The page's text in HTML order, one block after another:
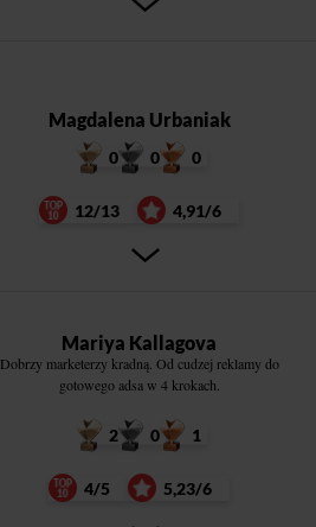
Magdalena Urbaniak
0 0 0
12/13 4,91/6
Mariya Kallagova
Dobrzy marketerzy kradną. Od cudzej reklamy do
gotowego adsa w 4 krokach.
2 0 1
4/5 5,23/6